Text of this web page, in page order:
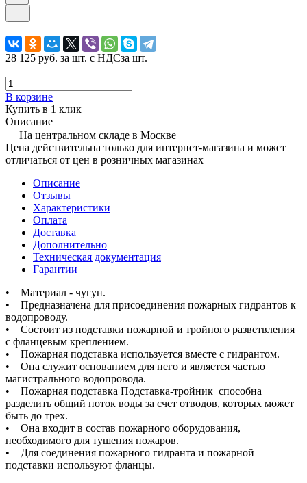
28 125 руб. за шт. с НДСза шт.
В корзине
Купить в 1 клик
Описание
На центральном складе в Москве
Цена действительна только для интернет-магазина и может
отличаться от цен в розничных магазинах
Описание
Отзывы
Характеристики
Оплата
Доставка
Дополнительно
Техническая документация
Гарантии
• Материал - чугун.
• Предназначена для присоединения пожарных гидрантов к
водопроводу.
• Состоит из подставки пожарной и тройного разветвления
с фланцевым креплением.
• Пожарная подставка используется вместе с гидрантом.
• Она служит основанием для него и является частью
магистрального водопровода.
• Пожарная подставка Подставка-тройник способна
разделить общий поток воды за счет отводов, которых может
быть до трех.
• Она входит в состав пожарного оборудования,
необходимого для тушения пожаров.
• Для соединения пожарного гидранта и пожарной
подставки используют фланцы.